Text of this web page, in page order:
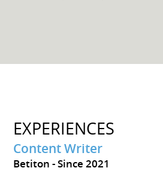
EXPERIENCES
Content Writer
Betiton Since 2021